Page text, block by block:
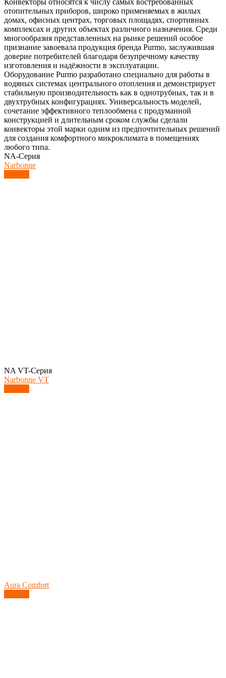
отопительных приборов, широко применяемых в жилых
домах, офисных центрах, торговых площадях, спортивных
комплексах и других объектах различного назначения. Среди
многообразия представленных на рынке решений особое
признание завоевала продукция бренда Purmo, заслужившая
доверие потребителей благодаря безупречному качеству
изготовления и надёжности в эксплуатации.
Оборудование Purmo разработано специально для работы в
водяных системах центрального отопления и демонстрирует
стабильную производительность как в однотрубных, так и в
двухтрубных конфигурациях. Универсальность моделей,
сочетание эффективного теплообмена с продуманной
конструкцией и длительным сроком службы сделали
конвекторы этой марки одним из предпочтительных решений
для создания комфортного микроклимата в помещениях
любого типа.
NA-Серия
Narbonne
NA VT-Серия
Narbonne VT
Aura Comfort